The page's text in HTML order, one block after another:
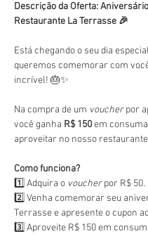
Descrição da Oferta:
Restaurante La Terrasse 🎉
Está chegando o seu dia
queremos comemorar com
incrível! 🎂✨
Na compra de um voucher por
você ganha R$ 150 em
aproveitar no nosso
Como funciona?
1️⃣ Adquira o voucher por R$ 50.
2️⃣ Venha comemorar seu
Terrasse e apresente o cupon
3️⃣ Aproveite R$ 150 em